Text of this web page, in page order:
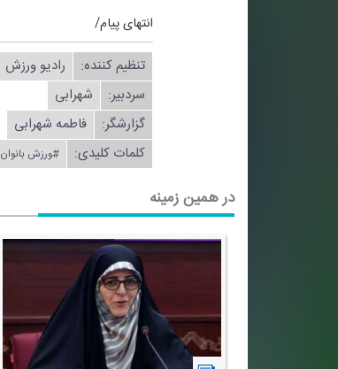
انتهای پیام/
تنظیم كننده:
رادیو ورزش
سردبیر:
شهرابی
گزارشگر:
فاطمه شهرابی
کلمات کلیدی:
#ورزش بانوان
در همین زمینه